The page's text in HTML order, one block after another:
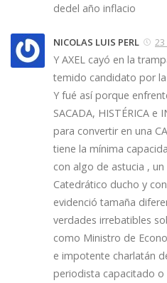
dedel año inflacio
NICOLAS LUIS PERL
Y AXEL cayó en la
temido candidato por la
Y fué así porque
SACADA, HISTÉRICA e
para convertir en una
tiene la mínima
con algo de astucia ,
Catedrático ducho y
evidenció tamaña
verdades irrebatibles
como Ministro de
e impotente charlatán
periodista capacitado